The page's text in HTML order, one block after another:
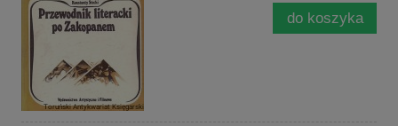
do koszyka